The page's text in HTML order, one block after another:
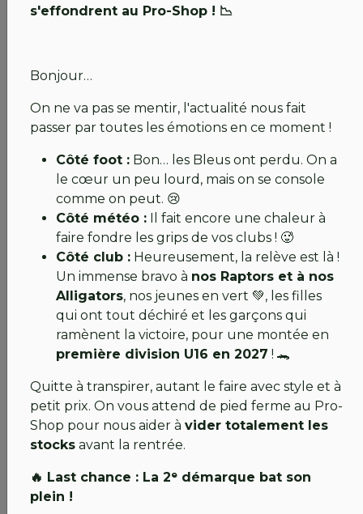
s'effondrent au Pro-Shop ! 📉
Bonjour…
On ne va pas se mentir, l'actualité nous fait
passer par toutes les émotions en ce moment !
Côté foot : Bon… les Bleus ont perdu. On a
le cœur un peu lourd, mais on se console
comme on peut. 😢
Côté météo : Il fait encore une chaleur à
faire fondre les grips de vos clubs ! 🥵
Côté club : Heureusement, la relève est là !
Un immense bravo à nos Raptors et à nos
Alligators, nos jeunes en vert 💚, les filles
qui ont tout déchiré et les garçons qui
ramènent la victoire, pour une montée en
première division U16 en 2027 ! 🐊
Quitte à transpirer, autant le faire avec style et à
petit prix. On vous attend de pied ferme au Pro-
Shop pour nous aider à vider totalement les
stocks avant la rentrée.
🔥 Last chance : La 2ᵉ démarque bat son
plein !
RÉOUVERTURE MERCREDI !
💚 FLASH INFO SPÉCIAL N° 9 bis du 13 mai 2026 :
RÉOUVERTURE AUJOURD'HUI MERCREDI !
ENFIN VOTRE RETOUR SUR LES GREENS ! ⛳
Grâce à l'effort remarquable de nos équipes, le
Après ces semaines d'attente, le moment est enfin
venu de fouler à nouveau nos fairways !